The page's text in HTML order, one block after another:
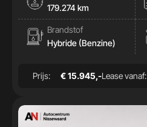
179.274 km
Brandstof
Hybride (Benzine)
Prijs: € 15.945,-Lease vanaf: